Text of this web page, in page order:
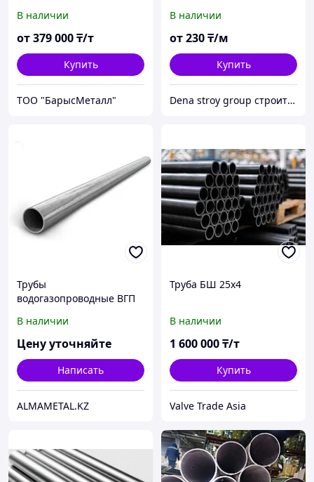
В наличии
от379 000₸/т
Купить
ТОО "БарысМеталл"
В наличии
от230₸/м
Купить
Dena stroy group строительная компания
Трубы
водогазопроводные ВГП
В наличии
Цену уточняйте
Написать
ALMAMETAL.KZ
Труба БШ 25х4
В наличии
1 600 000₸/т
Купить
Valve Trade Asia